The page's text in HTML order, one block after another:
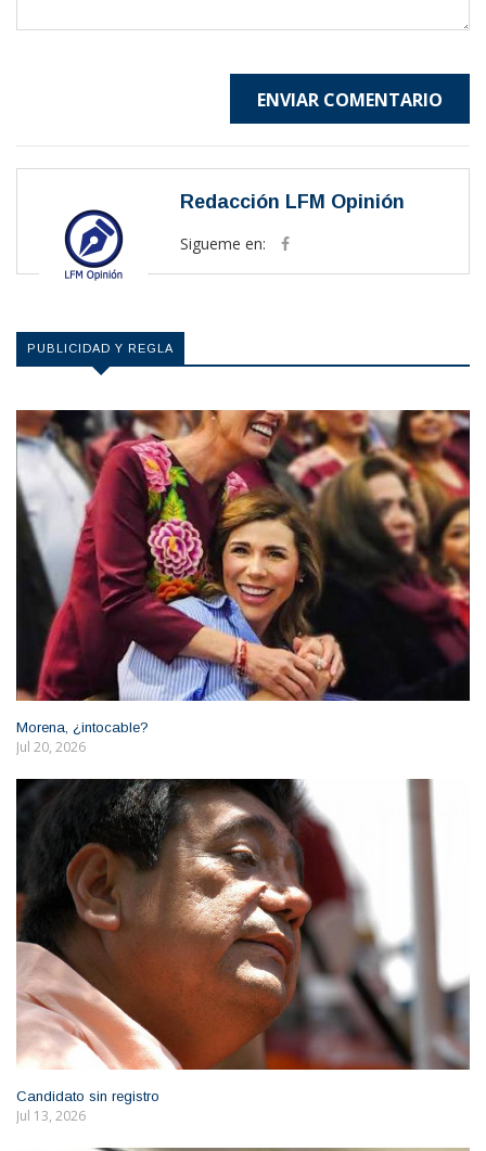
ENVIAR COMENTARIO
Redacción LFM Opinión
Sigueme en:
PUBLICIDAD Y REGLA
Morena, ¿intocable?
Jul 20, 2026
Candidato sin registro
Jul 13, 2026